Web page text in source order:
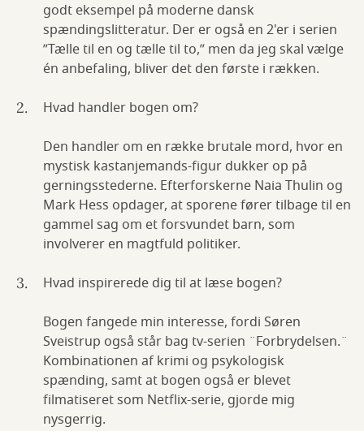
godt eksempel på moderne dansk
spændingslitteratur. Der er også en 2'er i serien
”Tælle til en og tælle til to,” men da jeg skal vælge
én anbefaling, bliver det den første i rækken.
Hvad handler bogen om?
Den handler om en række brutale mord, hvor en
mystisk kastanjemands-figur dukker op på
gerningsstederne. Efterforskerne Naia Thulin og
Mark Hess opdager, at sporene fører tilbage til en
gammel sag om et forsvundet barn, som
involverer en magtfuld politiker.
Hvad inspirerede dig til at læse bogen?
Bogen fangede min interesse, fordi Søren
Sveistrup også står bag tv-serien ¨Forbrydelsen.¨
Kombinationen af krimi og psykologisk
spænding, samt at bogen også er blevet
filmatiseret som Netflix-serie, gjorde mig
nysgerrig.